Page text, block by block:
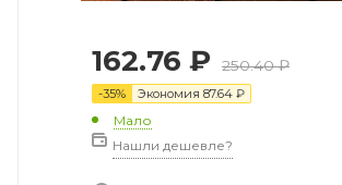
162.76 ₽ 250.40₽
-35% Экономия 87.64 ₽
Мало
Нашли дешевле?